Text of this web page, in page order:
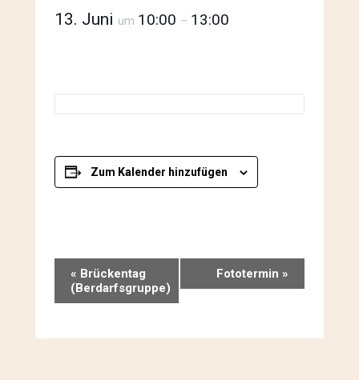
13. Juni um 10:00 – 13:00
Zum Kalender hinzufügen
Veranstaltung-
« Brückentag
(Berdarfsgruppe)
Fototermin »